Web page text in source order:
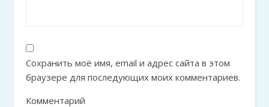
Сохранить моё имя, email и адрес сайта в этом
браузере для последующих моих комментариев.
Комментарий